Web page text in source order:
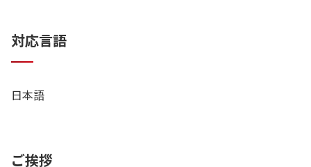
対応言語
日本語
ご挨拶